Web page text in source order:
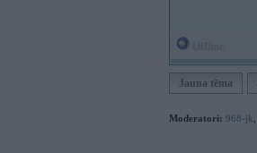
Jauna tēma
Moderatori: 968-jk